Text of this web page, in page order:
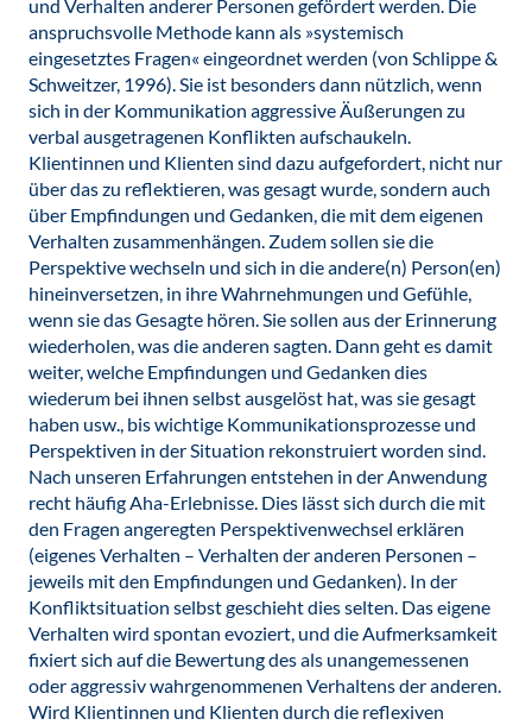
und Verhalten anderer Personen gefördert werden. Die
anspruchsvolle Methode kann als »systemisch
eingesetztes Fragen« eingeordnet werden (von Schlippe &
Schweitzer, 1996). Sie ist besonders dann nützlich, wenn
sich in der Kommunikation aggressive Äußerungen zu
verbal ausgetragenen Konflikten aufschaukeln.
Klientinnen und Klienten sind dazu aufgefordert, nicht nur
über das zu reflektieren, was gesagt wurde, sondern auch
über Empfindungen und Gedanken, die mit dem eigenen
Verhalten zusammenhängen. Zudem sollen sie die
Perspektive wechseln und sich in die andere(n) Person(en)
hineinversetzen, in ihre Wahrnehmungen und Gefühle,
wenn sie das Gesagte hören. Sie sollen aus der Erinnerung
wiederholen, was die anderen sagten. Dann geht es damit
weiter, welche Empfindungen und Gedanken dies
wiederum bei ihnen selbst ausgelöst hat, was sie gesagt
haben usw., bis wichtige Kommunikationsprozesse und
Perspektiven in der Situation rekonstruiert worden sind.
Nach unseren Erfahrungen entstehen in der Anwendung
recht häufig Aha-Erlebnisse. Dies lässt sich durch die mit
den Fragen angeregten Perspektivenwechsel erklären
(eigenes Verhalten – Verhalten der anderen Personen –
jeweils mit den Empfindungen und Gedanken). In der
Konfliktsituation selbst geschieht dies selten. Das eigene
Verhalten wird spontan evoziert, und die Aufmerksamkeit
fixiert sich auf die Bewertung des als unangemessenen
oder aggressiv wahrgenommenen Verhaltens der anderen.
Wird Klientinnen und Klienten durch die reflexiven